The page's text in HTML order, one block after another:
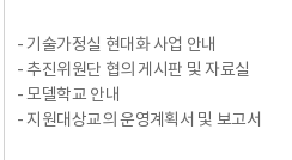
- 기술가정실 현대화 사업 안내
- 추진위원단 협의 게시판 및 자료실
- 모델학교 안내
- 지원대상교의 운영계획서 및 보고서